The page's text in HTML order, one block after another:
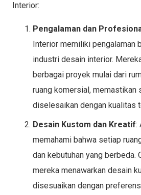
Interior:
Pengalaman dan
Interior memiliki pengalaman
industri desain interior.
berbagai proyek mulai dari
ruang komersial, memastikan
diselesaikan dengan kualitas
Desain Kustom dan Kreatif:
memahami bahwa setiap
dan kebutuhan yang berbeda.
mereka menawarkan desain
disesuaikan dengan